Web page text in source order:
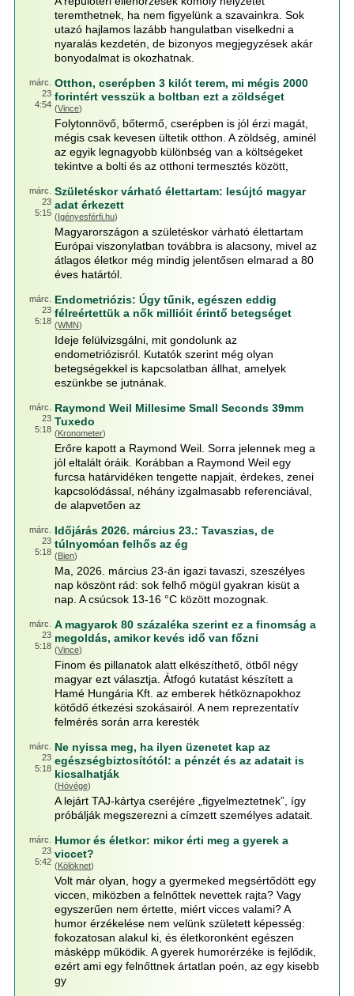
teremthetnek, ha nem figyelünk a szavainkra. Sok
utazó hajlamos lazább hangulatban viselkedni a
nyaralás kezdetén, de bizonyos megjegyzések akár
bonyodalmat is okozhatnak.
márc.
23
4:54
Otthon, cserépben 3 kilót terem, mi mégis 2000
forintért vesszük a boltban ezt a zöldséget
(Vince)
Folytonnövő, bőtermő, cserépben is jól érzi magát,
mégis csak kevesen ültetik otthon. A zöldség, aminél
az egyik legnagyobb különbség van a költségeket
tekintve a bolti és az otthoni termesztés között,
márc.
23
5:15
Születéskor várható élettartam: lesújtó magyar
adat érkezett
(Igényesférfi.hu)
Magyarországon a születéskor várható élettartam
Európai viszonylatban továbbra is alacsony, mivel az
átlagos életkor még mindig jelentősen elmarad a 80
éves határtól.
márc.
23
5:18
Endometriózis: Úgy tűnik, egészen eddig
félreértettük a nők millióit érintő betegséget
(WMN)
Ideje felülvizsgálni, mit gondolunk az
endometriózisról. Kutatók szerint még olyan
betegségekkel is kapcsolatban állhat, amelyek
eszünkbe se jutnának.
márc.
23
5:18
Raymond Weil Millesime Small Seconds 39mm
Tuxedo
(Kronometer)
Erőre kapott a Raymond Weil. Sorra jelennek meg a
jól eltalált óráik. Korábban a Raymond Weil egy
furcsa határvidéken tengette napjait, érdekes, zenei
kapcsolódással, néhány izgalmasabb referenciával,
de alapvetően az
márc.
23
5:18
Időjárás 2026. március 23.: Tavaszias, de
túlnyomóan felhős az ég
(Bien)
Ma, 2026. március 23-án igazi tavaszi, szeszélyes
nap köszönt rád: sok felhő mögül gyakran kisüt a
nap. A csúcsok 13-16 °C között mozognak.
márc.
23
5:18
A magyarok 80 százaléka szerint ez a finomság a
megoldás, amikor kevés idő van főzni
(Vince)
Finom és pillanatok alatt elkészíthető, ötből négy
magyar ezt választja. Átfogó kutatást készített a
Hamé Hungária Kft. az emberek hétköznapokhoz
kötődő étkezési szokásairól. A nem reprezentatív
felmérés során arra keresték
márc.
23
5:18
Ne nyissa meg, ha ilyen üzenetet kap az
egészségbiztosítótól: a pénzét és az adatait is
kicsalhatják
(Hóvége)
A lejárt TAJ-kártya cseréjére „figyelmeztetnek”, így
próbálják megszerezni a címzett személyes adatait.
márc.
23
5:42
Humor és életkor: mikor érti meg a gyerek a
viccet?
(Kölöknet)
Volt már olyan, hogy a gyermeked megsértődött egy
viccen, miközben a felnőttek nevettek rajta? Vagy
egyszerűen nem értette, miért vicces valami? A
humor érzékelése nem velünk született képesség:
fokozatosan alakul ki, és életkoronként egészen
másképp működik. A gyerek humorérzéke is fejlődik,
ezért ami egy felnőttnek ártatlan poén, az egy kisebb
gy